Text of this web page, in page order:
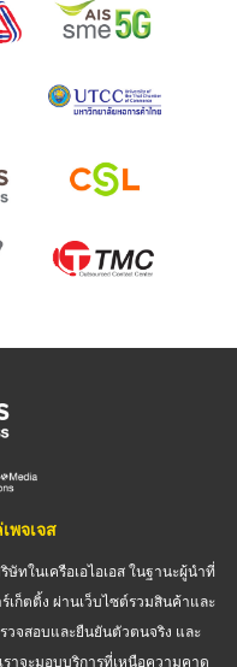
พจเจส
ทในเครือเอไอเอส ในฐานะผู้นำที่
ก็ตติ้ง ผ่านเว็บไซต์รวมสินค้าและ
วจสอบและยืนยันตัวตนจริง และ
าจะมอบบริการที่เหนือความคาด